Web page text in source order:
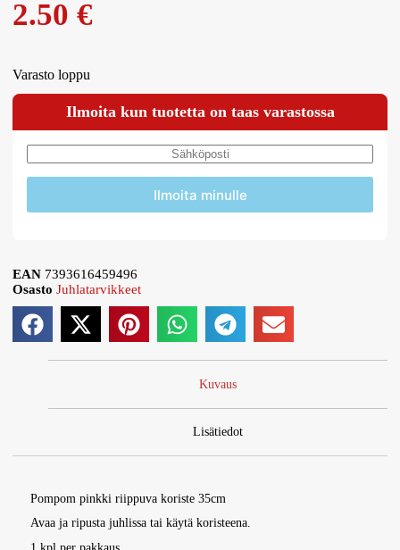
2.50€
Varasto loppu
Ilmoita kun tuotetta on taas varastossa
Ilmoita minulle
EAN 7393616459496
Osasto Juhlatarvikkeet
Kuvaus
Lisätiedot
Pompom pinkki riippuva koriste 35cm
Avaa ja ripusta juhlissa tai käytä koristeena.